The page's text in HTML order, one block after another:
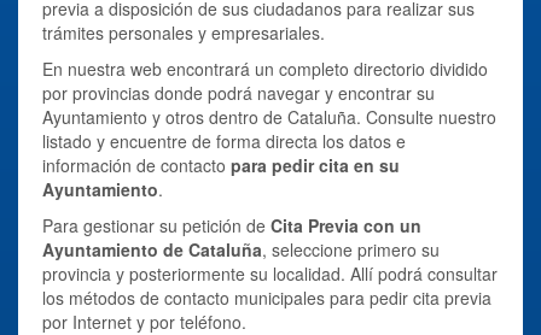
previa a disposición de sus ciudadanos para realizar sus
trámites personales y empresariales.
En nuestra web encontrará un completo directorio dividido
por provincias donde podrá navegar y encontrar su
Ayuntamiento y otros dentro de Cataluña. Consulte nuestro
listado y encuentre de forma directa los datos e
información de contacto para pedir cita en su
Ayuntamiento.
Para gestionar su petición de Cita Previa con un
Ayuntamiento de Cataluña, seleccione primero su
provincia y posteriormente su localidad. Allí podrá consultar
los métodos de contacto municipales para pedir cita previa
por Internet y por teléfono.